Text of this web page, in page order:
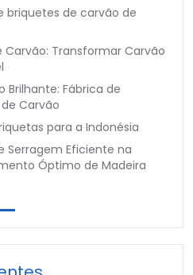
briquetes de carvão de
Carvão: Transformar Carvão
Brilhante: Fábrica de
Carvão
para a Indonésia
Serragem Eficiente na
Óptimo de Madeira